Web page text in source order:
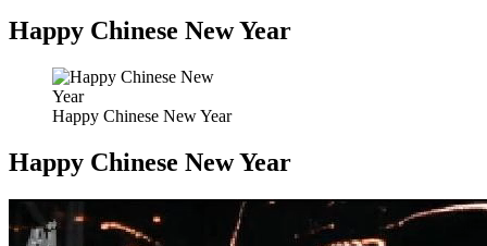
Happy Chinese New Year
Happy Chinese New Year
Happy Chinese New Year